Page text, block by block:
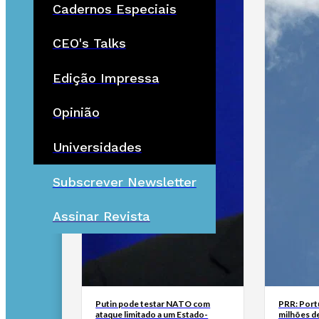
Cadernos Especiais
CEO's Talks
Edição Impressa
Opinião
Universidades
Subscrever Newsletter
Assinar Revista
Putin pode testar NATO com
ataque limitado a um Estado-
PRR:
milhões